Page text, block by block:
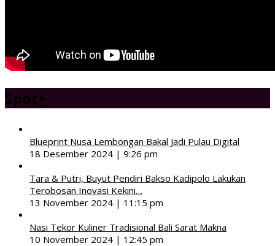
Spot+
Blueprint Nusa Lembongan Bakal Jadi Pulau Digital
18 Desember 2024 | 9:26 pm
Tara & Putri, Buyut Pendiri Bakso Kadipolo Lakukan
Terobosan Inovasi Kekini…
13 November 2024 | 11:15 pm
Nasi Tekor Kuliner Tradisional Bali Sarat Makna
10 November 2024 | 12:45 pm